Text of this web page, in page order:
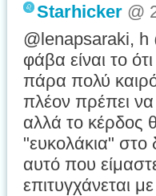
Starhicker @
@lenapsaraki, h
φάβα είναι το
πάρα πολύ
πλέον πρέπει
αλλά το κέρδος
"ευκολάκια" στο
αυτό που
επιτυγχάνεται